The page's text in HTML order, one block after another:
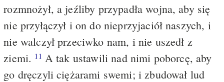
rozmnożył, a jeźliby przypadła wojna, aby się
nie przyłączył i on do nieprzyjaciół naszych, i
nie walczył przeciwko nam, i nie uszedł z
ziemi. 11 A tak ustawili nad nimi poborcę, aby
go dręczyli ciężarami swemi; i zbudował lud